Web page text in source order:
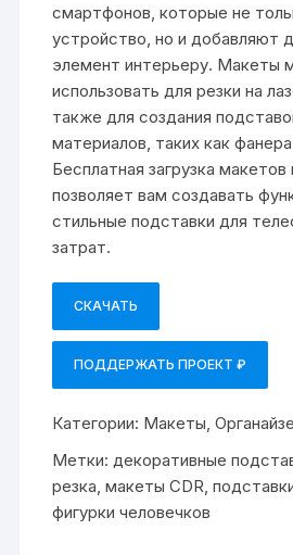
смартфонов, которые не
устройство, но и добавляют
элемент интерьеру. Макеты
использовать для резки на
также для создания
материалов, таких как
Бесплатная загрузка макетов
позволяет вам создавать
стильные подставки для
затрат.
СКАЧАТЬ
ПОДДЕРЖАТЬ ПРОЕКТ ₽
Категории: Макеты ,
Метки: декоративные
резка ,макеты CDR ,
фигурки человечков